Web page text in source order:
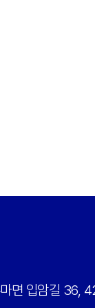
면 입암길 36,